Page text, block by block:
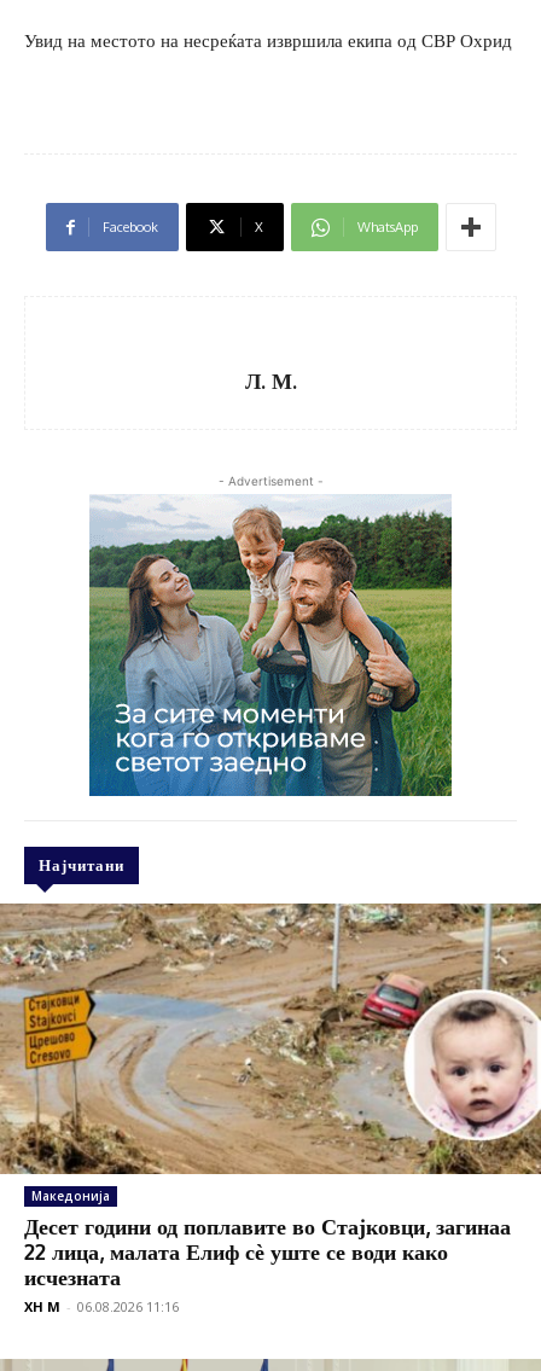
Увид на местото на несреќата извршила екипа од СВР Охрид
Facebook X WhatsApp
Л. М.
- Advertisement -
Најчитани
Македонија
Десет години од поплавите во Стајковци, загинаа
22 лица, малата Елиф сѐ уште се води како
исчезната
XH M - 06.08.2026 11:16